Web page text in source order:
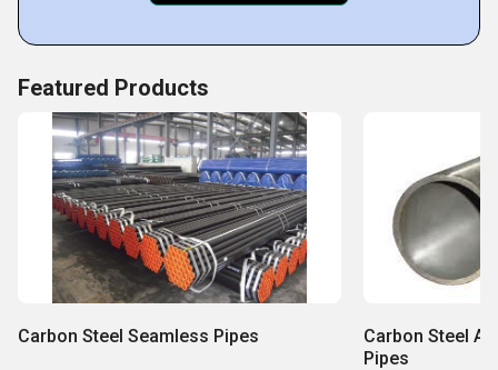
Featured Products
Carbon Steel Seamless Pipes
Carbon Steel
Pipes